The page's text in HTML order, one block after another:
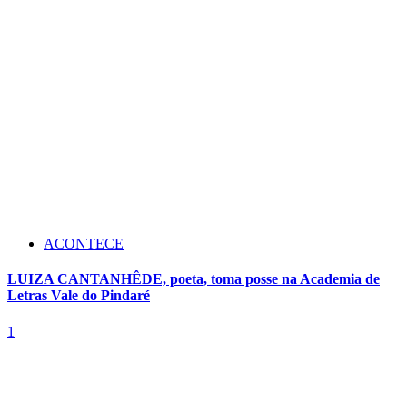
ACONTECE
LUIZA CANTANHÊDE, poeta, toma posse na Academia de
Letras Vale do Pindaré
1